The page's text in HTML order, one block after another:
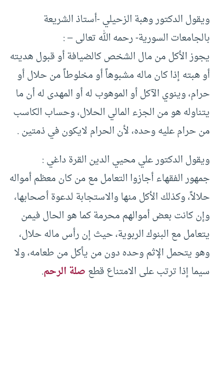
ويقول الدكتور وهبة الزحيلي -أستاذ الشريعة
بالجامعات السورية- رحمه الله تعالى – :
يجوز الأكل من مال الشخص كالضيافة أو قبول هديته
أو هبته إذا كان ماله مشبوهاً أو مخلوطاً من حلال أو
حرام، وينوي الآكل أو الموهوب له أو المهدى له أن ما
يتناوله هو من الجزء المالي الحلال، وحساب الكاسب
من حرام عليه وحده، لأن الحرام لايكون في ذمتين .
ويقول الدكتور علي محيي الدين القرة داغي :
جمهور الفقهاء أجازوا التعامل مع من كان معظم أمواله
حلالاً، وكذلك الأكل منها والاستجابة لدعوة أصحابها،
وإن كانت بعض أموالهم محرمة كما هو الحال فيمن
يتعامل مع البنوك الربوية، حيث إن رأس ماله حلال،
وهو يتحمل الإثم وحده دون من يأكل من طعامه، ولا
سيما إذا ترتب على الامتناع قطعصلة الرحم.